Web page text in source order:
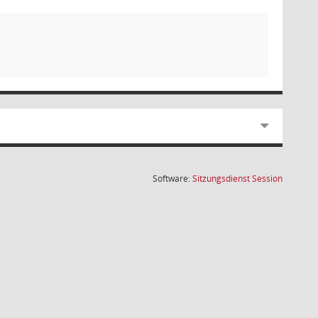
Software:SitzungsdienstSession(Wird in